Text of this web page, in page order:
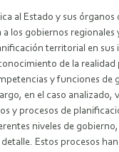
al Estado y sus órganos
los gobiernos regionales
territorial en sus
de la
y funciones de
en el caso analizado,
y procesos de
niveles de gobierno,
Estos procesos